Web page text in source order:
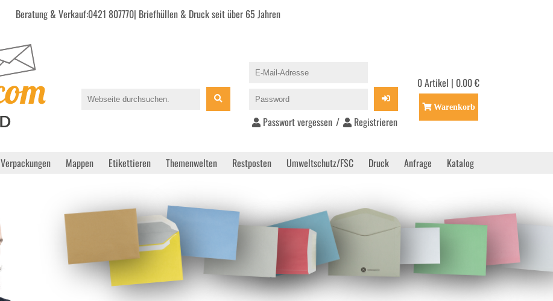
Beratung & Verkauf:0421 807770| Briefhüllen & Druck seit über 65 Jahren
Passwort vergessen / Registrieren
0 Artikel | 0.00 €
Warenkorb
Verpackungen Mappen Etikettieren Themenwelten Restposten Umweltschutz/FSC Druck Anfrage Katalog